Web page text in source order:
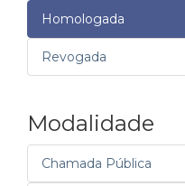
Homologada
Revogada
Modalidade
Chamada Pública